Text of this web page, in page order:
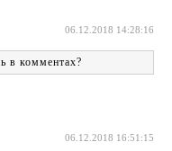
06.12.2018 14:28:16
в комментах?
06.12.2018 16:51:15